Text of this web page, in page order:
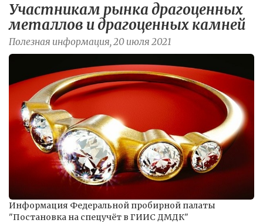
Участникам рынка драгоценных
металлов и драгоценных камней
Полезная информация, 20 июля 2021
Информация Федеральной пробирной палаты
"Постановка на спецучёт в ГИИС ДМДК"